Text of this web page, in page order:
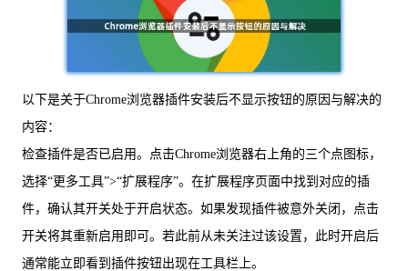
以下是关于Chrome浏览器插件安装后不显示按钮的原因与解决的
内容：
检查插件是否已启用。点击Chrome浏览器右上角的三个点图标，
选择“更多工具”>“扩展程序”。在扩展程序页面中找到对应的插
件，确认其开关处于开启状态。如果发现插件被意外关闭，点击
开关将其重新启用即可。若此前从未关注过该设置，此时开启后
通常能立即看到插件按钮出现在工具栏上。